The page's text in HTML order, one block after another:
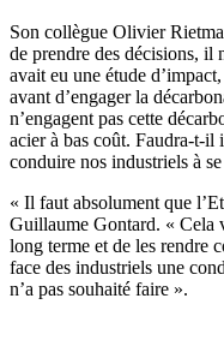
Son collègue Olivier
de prendre des décisions, il
avait eu une étude
avant d’engager la
n’engagent pas cette
acier à bas coût. Faudra-t-il
conduire nos industriels à
« Il faut absolument que
Guillaume Gontard. « Cela
long terme et de les rendre
face des industriels une
n’a pas souhaité faire ».